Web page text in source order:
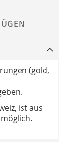
(gold,
ist aus